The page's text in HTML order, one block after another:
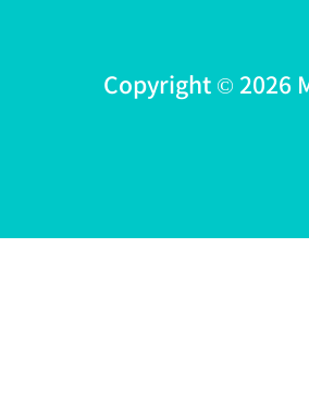
Copyright © 2026